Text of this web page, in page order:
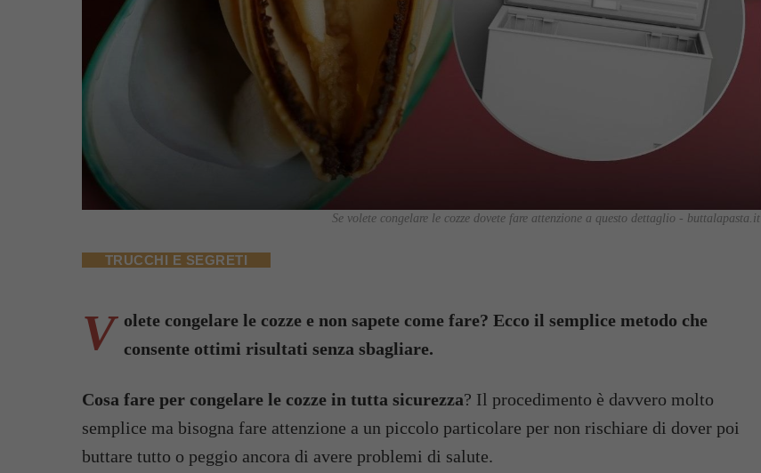
Se volete congelare le cozze dovete fare attenzione a questo dettaglio - buttalapasta.it
TRUCCHI E SEGRETI
V olete congelare le cozze e non sapete come fare? Ecco il semplice metodo che
consente ottimi risultati senza sbagliare.
Cosa fare per congelare le cozze in tutta sicurezza? Il procedimento è davvero molto
semplice ma bisogna fare attenzione a un piccolo particolare per non rischiare di dover poi
buttare tutto o peggio ancora di avere problemi di salute.